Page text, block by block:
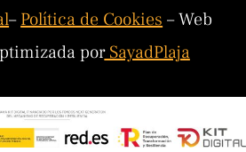
–Política de Cookies– Web
porSayadPlaja